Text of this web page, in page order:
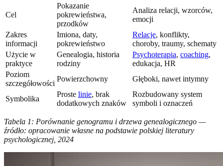
Cel
Pokazanie
pokrewieństwa,
przodków
Analiza relacji, wzorców,
emocji
Zakres
informacji
Imiona, daty,
pokrewieństwo
Relacje, konflikty,
choroby, traumy, schematy
Użycie w
praktyce
Genealogia, historia
rodziny
Psychoterapia, coaching,
edukacja, HR
Poziom
szczegółowości
Powierzchowny Głęboki, nawet intymny
Symbolika
Proste linie, brak
dodatkowych znaków
Rozbudowany system
symboli i oznaczeń
Tabela 1: Porównanie genogramu i drzewa genealogicznego —
źródło: opracowanie własne na podstawie polskiej literatury
psychologicznej, 2024